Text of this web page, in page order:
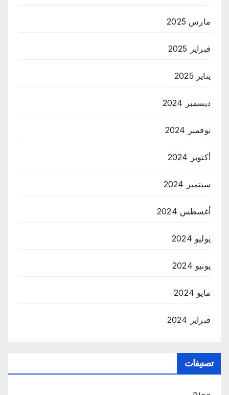
مارس 2025
فبراير 2025
يناير 2025
ديسمبر 2024
نوفمبر 2024
أكتوبر 2024
سبتمبر 2024
أغسطس 2024
يوليو 2024
يونيو 2024
مايو 2024
فبراير 2024
تصنيفات